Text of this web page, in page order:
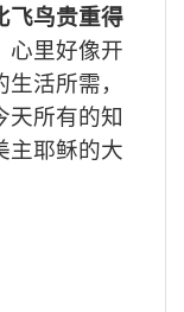
飞鸟贵重得
心里好像开
活所需，
天所有的知
主耶稣的大